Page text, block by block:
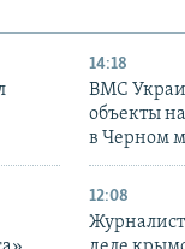
14:18
ВМС
объекты
в Черном
12:08
Журналист